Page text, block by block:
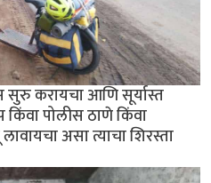
सुरु करायचा आणि सूर्यास्त
किंवा पोलीस ठाणे किंवा
असा त्याचा शिरस्ता